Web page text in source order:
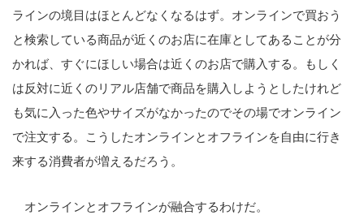
ラインの境目はほとんどなくなるはず。オンラインで買おう
と検索している商品が近くのお店に在庫としてあることが分
かれば、すぐにほしい場合は近くのお店で購入する。もしく
は反対に近くのリアル店舗で商品を購入しようとしたけれど
も気に入った色やサイズがなかったのでその場でオンライン
で注文する。こうしたオンラインとオフラインを自由に行き
来する消費者が増えるだろう。
オンラインとオフラインが融合するわけだ。